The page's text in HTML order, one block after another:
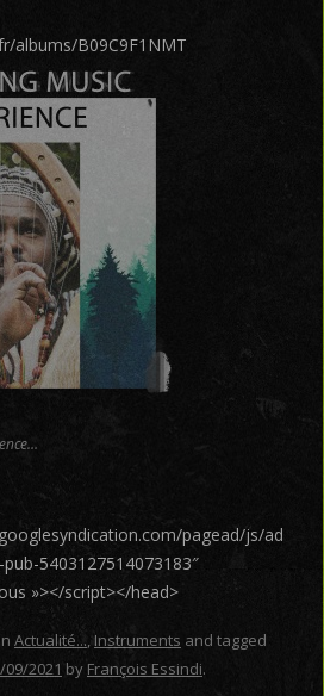
albums/B09C9F1NMT
pagead/js/ad
5403127514073183″
»></script></head>
Actualité... Instruments and tagged
09/2021 by François Essindi.